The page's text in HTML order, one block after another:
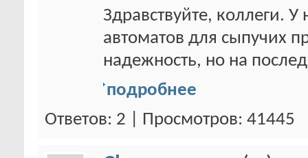
Здравствуйте, коллеги.
автоматов для сыпучих
надежность, но на
подробнее
Ответов: 2 | Просмотров: 41445